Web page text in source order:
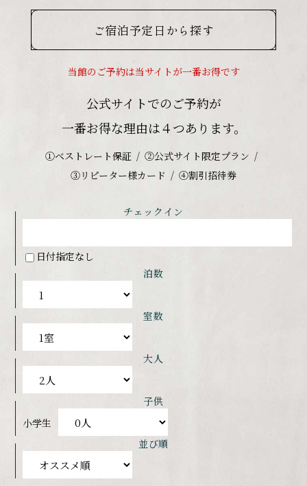
ご宿泊予定日から探す
当館のご予約は当サイトが一番お得です
公式サイトでのご予約が
一番お得な理由は４つあります。
①ベストレート保証
②公式サイト限定プラン
③リピーター様カード
④割引招待券
チェックイン
日付指定なし
泊数
室数
大人
子供
小学生
並び順